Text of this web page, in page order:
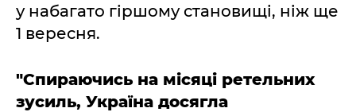
у набагато гіршому становищі, ніж ще
1 вересня.
"Спираючись на місяці ретельних
зусиль, Україна досягла